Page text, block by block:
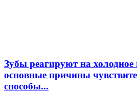
Зубы реагируют на холодное
основные причины
способы...